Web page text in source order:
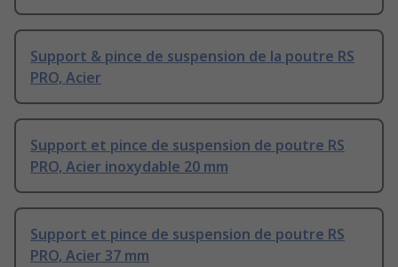
Support & pince de suspension de la poutre RS
PRO, Acier
Support et pince de suspension de poutre RS
PRO, Acier inoxydable 20 mm
Support et pince de suspension de poutre RS
PRO, Acier 37 mm